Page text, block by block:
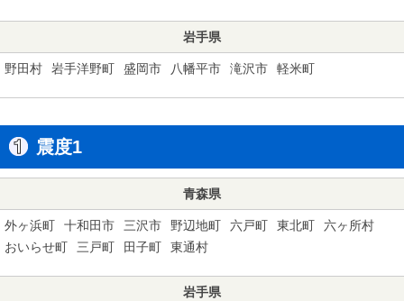
岩手県
野田村 岩手洋野町 盛岡市 八幡平市 滝沢市 軽米町
震度1
青森県
外ヶ浜町 十和田市 三沢市 野辺地町 六戸町 東北町
六ヶ所村
おいらせ町
三戸町 田子町 東通村
岩手県